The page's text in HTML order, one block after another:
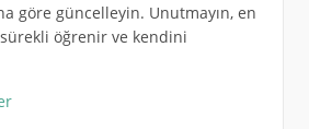
göre güncelleyin. Unutmayın, en
öğrenir ve kendini